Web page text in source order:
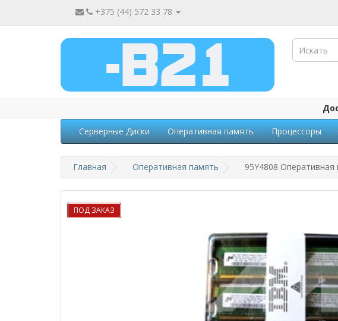
+375 (44) 572 33 78
Серверные Диски Оперативная память Процессоры
Главная Оперативная память 95Y4808 Оперативная
ПОД ЗАКАЗ